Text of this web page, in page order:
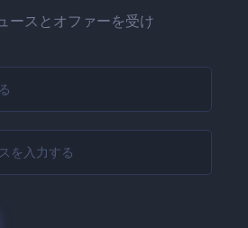
ースとオファーを受け